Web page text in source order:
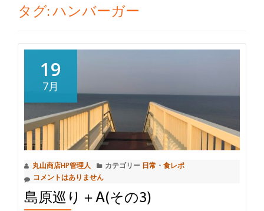
替
タグ:ハンバーガー
19
7月
丸山商店HP管理人 カテゴリー 日常 ・ 食レポ
コメントはありません
島原巡り＋Α(その3)